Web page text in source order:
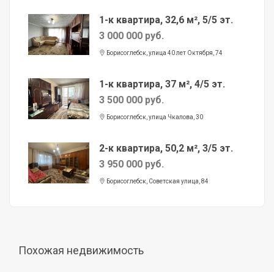
1-к квартира, 32,6 м², 5/5 эт.
3 000 000 руб.
Борисоглебск, улица 40 лет Октября, 74
1-к квартира, 37 м², 4/5 эт.
3 500 000 руб.
Борисоглебск, улица Чкалова, 30
2-к квартира, 50,2 м², 3/5 эт.
3 950 000 руб.
Борисоглебск, Советская улица, 84
Похожая недвижимость